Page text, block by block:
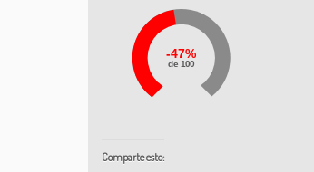
47%
de 100
Comparte esto: